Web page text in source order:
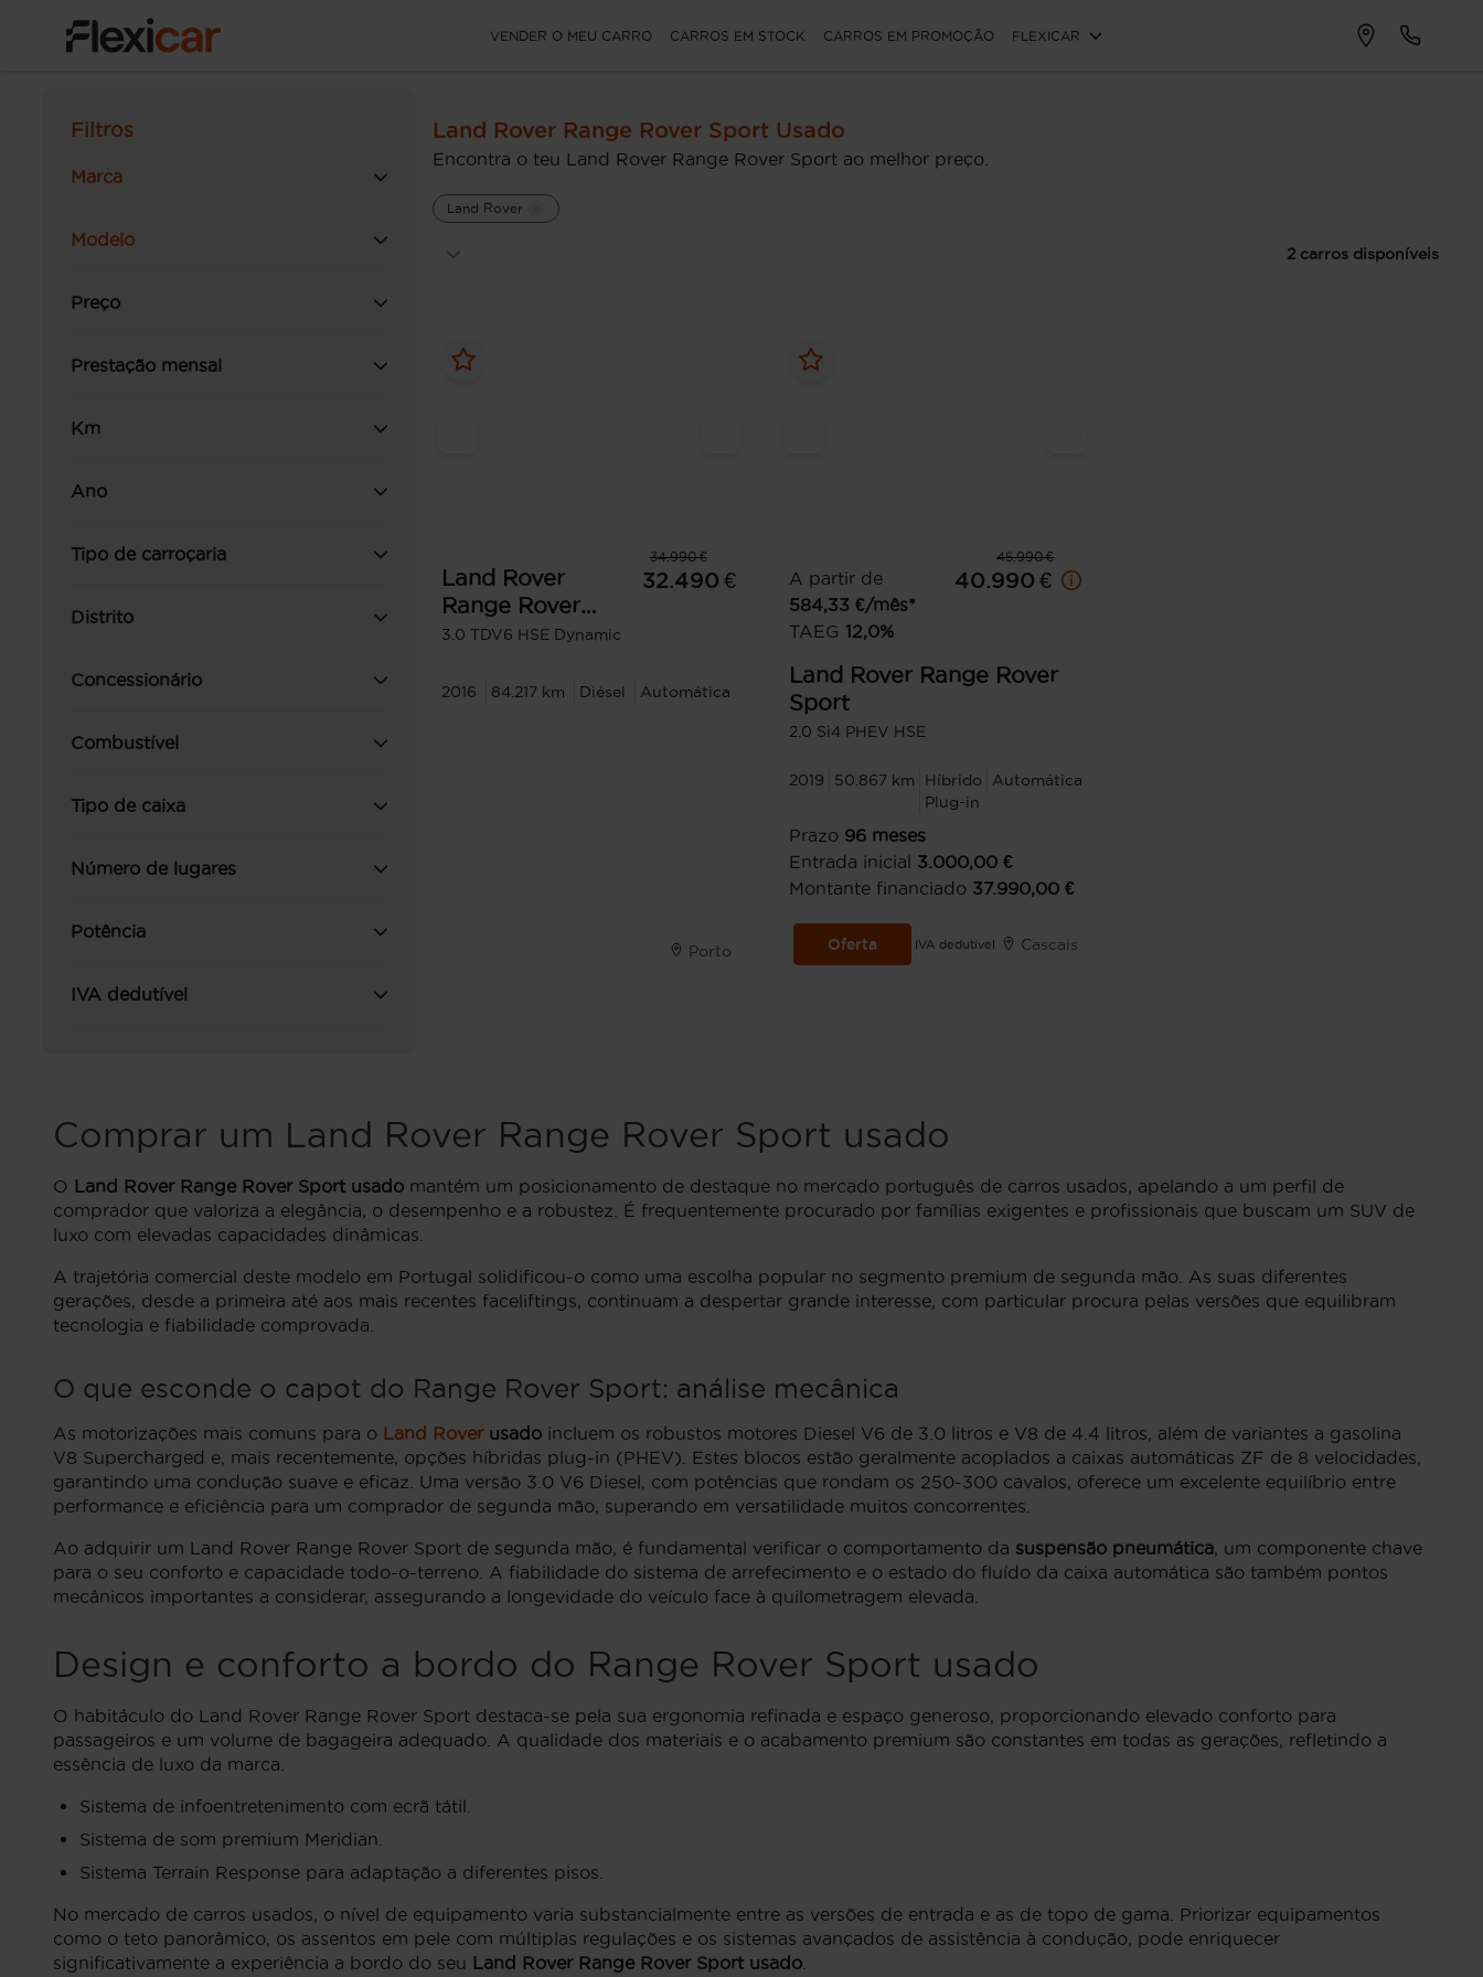
VENDER O MEU CARRO CARROS EM STOCK CARROS EM PROMOÇÃO FLEXICAR
Filtros
Marca
Modelo
Preço
Prestação mensal
Km
Ano
Tipo de carroçaria
Distrito
Concessionário
Combustível
Tipo de caixa
Número de lugares
Potência
IVA dedutível
Land Rover Range Rover Sport Usado
Encontra o teu Land Rover Range Rover Sport ao melhor preço.
Land Rover
2 carros disponíveis
34.990 €
Land Rover
Range Rover
Sport
3.0 TDV6 HSE Dynamic
32.490 €
2016 84.217 km Diésel Automática
Porto
45.990 €
A partir de
584,33 €/mês*
TAEG 12,0%
40.990 €
Land Rover Range Rover
Sport
2.0 Si4 PHEV HSE
2019 50.867 km
Híbrido
Plug-in
Automática
Prazo 96 meses
Entrada inicial 3.000,00 €
Montante financiado 37.990,00 €
Oferta IVA dedutível Cascais
Comprar um Land Rover Range Rover Sport usado
O Land Rover Range Rover Sport usado mantém um posicionamento de destaque no mercado português de carros usados, apelando a um perfil de
comprador que valoriza a elegância, o desempenho e a robustez. É frequentemente procurado por famílias exigentes e profissionais que buscam um SUV de
luxo com elevadas capacidades dinâmicas.
A trajetória comercial deste modelo em Portugal solidificou-o como uma escolha popular no segmento premium de segunda mão. As suas diferentes
gerações, desde a primeira até aos mais recentes faceliftings, continuam a despertar grande interesse, com particular procura pelas versões que equilibram
tecnologia e fiabilidade comprovada.
O que esconde o capot do Range Rover Sport: análise mecânica
As motorizações mais comuns para o Land Roverusado incluem os robustos motores Diesel V6 de 3.0 litros e V8 de 4.4 litros, além de variantes a gasolina
V8 Supercharged e, mais recentemente, opções híbridas plug-in (PHEV). Estes blocos estão geralmente acoplados a caixas automáticas ZF de 8 velocidades,
garantindo uma condução suave e eficaz. Uma versão 3.0 V6 Diesel, com potências que rondam os 250-300 cavalos, oferece um excelente equilíbrio entre
performance e eficiência para um comprador de segunda mão, superando em versatilidade muitos concorrentes.
Ao adquirir um Land Rover Range Rover Sport de segunda mão, é fundamental verificar o comportamento da suspensão pneumática, um componente chave
para o seu conforto e capacidade todo-o-terreno. A fiabilidade do sistema de arrefecimento e o estado do fluído da caixa automática são também pontos
mecânicos importantes a considerar, assegurando a longevidade do veículo face à quilometragem elevada.
Design e conforto a bordo do Range Rover Sport usado
O habitáculo do Land Rover Range Rover Sport destaca-se pela sua ergonomia refinada e espaço generoso, proporcionando elevado conforto para
passageiros e um volume de bagageira adequado. A qualidade dos materiais e o acabamento premium são constantes em todas as gerações, refletindo a
essência de luxo da marca.
Sistema de infoentretenimento com ecrã tátil.
Sistema de som premium Meridian.
Sistema Terrain Response para adaptação a diferentes pisos.
No mercado de carros usados, o nível de equipamento varia substancialmente entre as versões de entrada e as de topo de gama. Priorizar equipamentos
como o teto panorâmico, os assentos em pele com múltiplas regulações e os sistemas avançados de assistência à condução, pode enriquecer
significativamente a experiência a bordo do seu Land Rover Range Rover Sport usado